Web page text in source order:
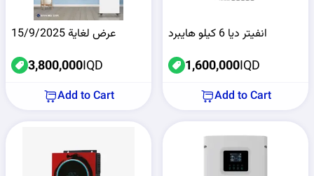
عرض لغاية 15/9/2025
3,800,000IQD
Add to Cart
انفيتر ديا 6 كيلو هايبرد
1,600,000IQD
Add to Cart